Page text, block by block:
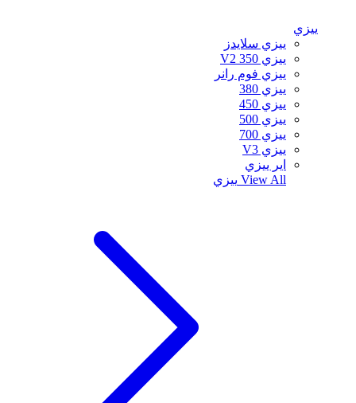
ييزي
ييزي سلايدز
ييزي 350 V2
ييزي فوم رانر
ييزي 380
ييزي 450
ييزي 500
ييزي 700
ييزي V3
اير ييزي
View All ييزي